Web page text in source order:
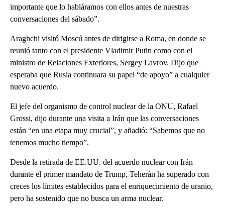
importante que lo habláramos con ellos antes de nuestras
conversaciones del sábado”.
Araghchi visitó Moscú antes de dirigirse a Roma, en donde se
reunió tanto con el presidente Vladimir Putin como con el
ministro de Relaciones Exteriores, Sergey Lavrov. Dijo que
esperaba que Rusia continuara su papel “de apoyo” a cualquier
nuevo acuerdo.
El jefe del organismo de control nuclear de la ONU, Rafael
Grossi, dijo durante una visita a Irán que las conversaciones
están “en una etapa muy crucial”, y añadió: “Sabemos que no
tenemos mucho tiempo”.
Desde la retirada de EE.UU. del acuerdo nuclear con Irán
durante el primer mandato de Trump, Teherán ha superado con
creces los límites establecidos para el enriquecimiento de uranio,
pero ha sostenido que no busca un arma nuclear.